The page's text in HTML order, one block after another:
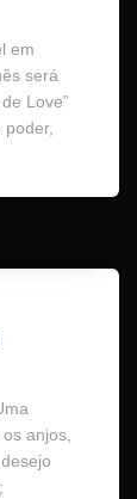
em
será
Love”
anjos,